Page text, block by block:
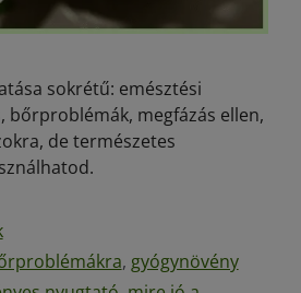
sokrétű: emésztési
bőrproblémák, megfázás ellen,
de természetes
, gyógynövény